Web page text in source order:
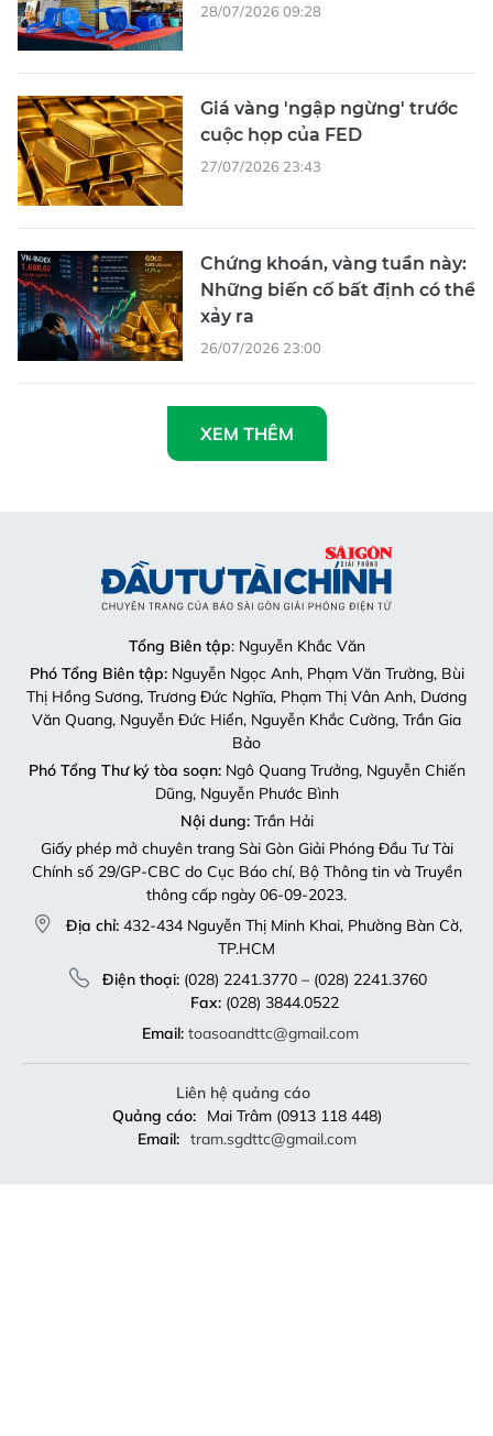
28/07/2026 09:28
Giá vàng 'ngập ngừng' trước
cuộc họp của FED
27/07/2026 23:43
Chứng khoán, vàng tuần này:
Những biến cố bất định có thể
xảy ra
26/07/2026 23:00
XEM THÊM
Tổng Biên tập: Nguyễn Khắc Văn
Phó Tổng Biên tập:Nguyễn Ngọc Anh, Phạm Văn Trường, Bùi
Thị Hồng Sương, Trương Đức Nghĩa, Phạm Thị Vân Anh, Dương
Văn Quang, Nguyễn Đức Hiển, Nguyễn Khắc Cường, Trần Gia
Bảo
Phó Tổng Thư ký tòa soạn:Ngô Quang Trưởng, Nguyễn Chiến
Dũng, Nguyễn Phước Bình
Nội dung:Trần Hải
Giấy phép mở chuyên trang Sài Gòn Giải Phóng Đầu Tư Tài
Chính số 29/GP-CBC do Cục Báo chí, Bộ Thông tin và Truyền
thông cấp ngày 06-09-2023.
Địa chỉ: 432-434 Nguyễn Thị Minh Khai, Phường Bàn Cờ,
TP.HCM
Điện thoại:(028) 2241.3770 – (028) 2241.3760
Fax:(028) 3844.0522
Email: toasoandttc@gmail.com
Liên hệ quảng cáo
Quảng cáo:
Mai Trâm (0913 118 448)
Email: tram.sgdttc@gmail.com